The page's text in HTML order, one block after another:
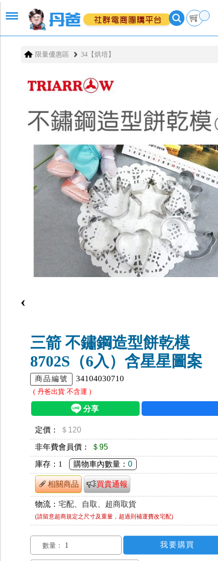
限量優惠區 34【烘培】
‹
三箭 不鏽鋼造型餅乾模
8702S（6入）含星星圖案
商品編號 34104030710
( 丹爸出貨.不含運 )
定價： ＄120
非年費會員價： ＄95
庫存： 1 購物車內數量：0
相關商品 買貴通報
物流：宅配、自取、超商取貨
(請留意超商規定之尺寸及重量，超過則補運費改宅配)
數量：